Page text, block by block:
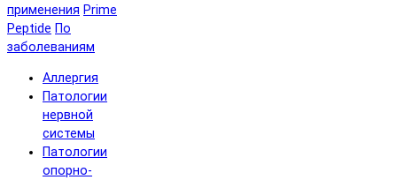
применения Prime
Peptide По
заболеваниям
Аллергия
Патологии
нервной
системы
Патологии
опорно-